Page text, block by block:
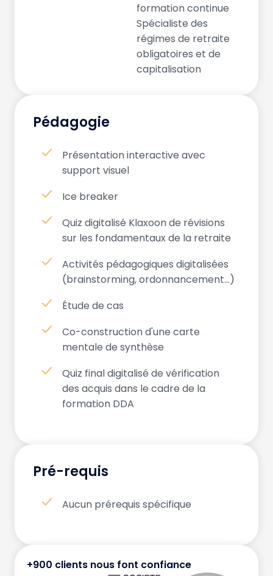
formation continue
Spécialiste des
régimes de retraite
obligatoires et de
capitalisation
Pédagogie
Présentation interactive avec
support visuel
Ice breaker
Quiz digitalisé Klaxoon de révisions
sur les fondamentaux de la retraite
Activités pédagogiques digitalisées
(brainstorming, ordonnancement…)
Étude de cas
Co-construction d'une carte
mentale de synthèse
Quiz final digitalisé de vérification
des acquis dans le cadre de la
formation DDA
Pré-requis
Aucun prérequis spécifique
+900 clients nous font confiance